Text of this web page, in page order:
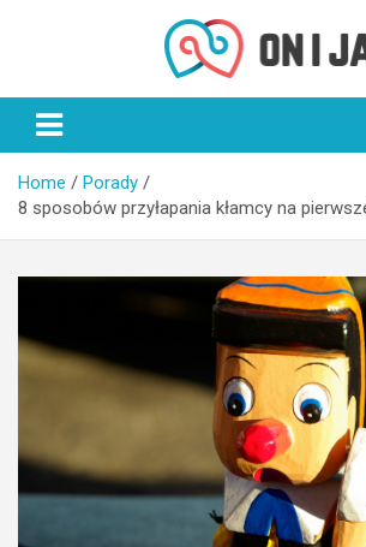
On i Ja
Home
Porady
8 sposobów przyłapania kłamcy na